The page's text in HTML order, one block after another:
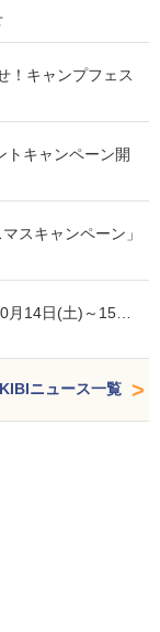
！キャンプフェス
トキャンペーン開
スキャンペーン」
月14日(土)～15…
ニュース一覧